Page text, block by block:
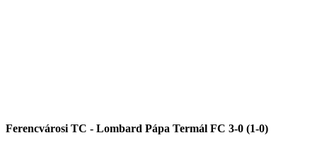
Ferencvárosi TC - Lombard Pápa Termál FC 3-0 (1-0)